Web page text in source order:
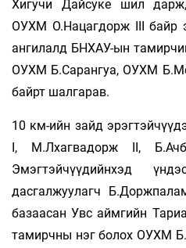
Хигучи Дайсуке шил
ОУХМ О.Нацагдорж III байр
ангилалд БНХАУ-ын
ОУХМ Б.Сарангуа, ОУХМ
байрт шалгарав.
10 км-ийн зайд
I, М.Лхагвадорж II,
Эмэгтэйчүүдийнхэд
дасгалжуулагч
базаасан Увс аймгийн
тамирчны нэг болох ОУХМ